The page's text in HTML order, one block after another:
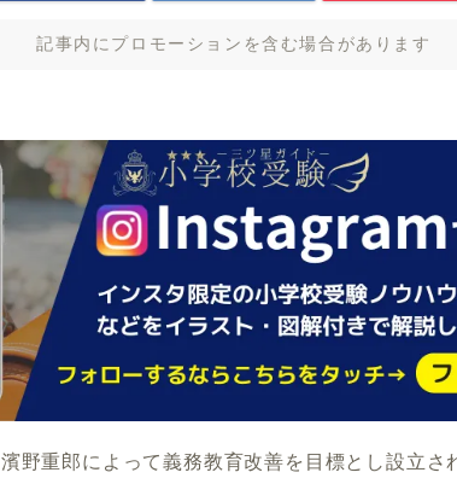
記事内にプロモーションを含む場合があります
濱野重郎によって義務教育改善を目標とし設立さ